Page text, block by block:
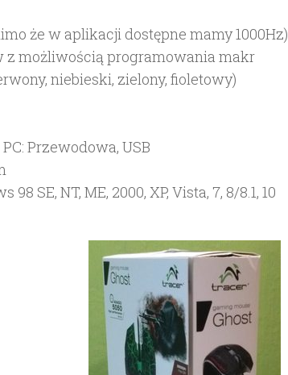
że w aplikacji dostępne mamy 1000Hz)
z możliwością programowania makr
niebieski, zielony, fioletowy)
Przewodowa, USB
SE, NT, ME, 2000, XP, Vista, 7, 8/8.1, 10